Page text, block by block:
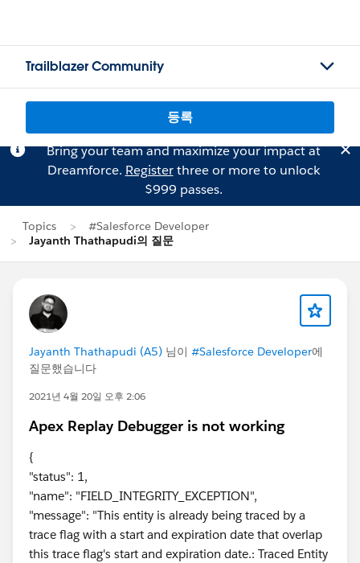
Trailblazer Community
등록
Bring your team and maximize your impact at
Dreamforce. Registerthree or more to unlock
$999 passes.
Topics
#Salesforce Developer
Jayanth Thathapudi의 질문
Jayanth Thathapudi (A5) 님이 #Salesforce Developer에
질문했습니다
2021년 4월 20일 오후 2:06
Apex Replay Debugger is not working
{
"status": 1,
"name": "FIELD_INTEGRITY_EXCEPTION",
"message": "This entity is already being traced by a
trace flag with a start and expiration date that overlap
this trace flag's start and expiration date.: Traced Entity